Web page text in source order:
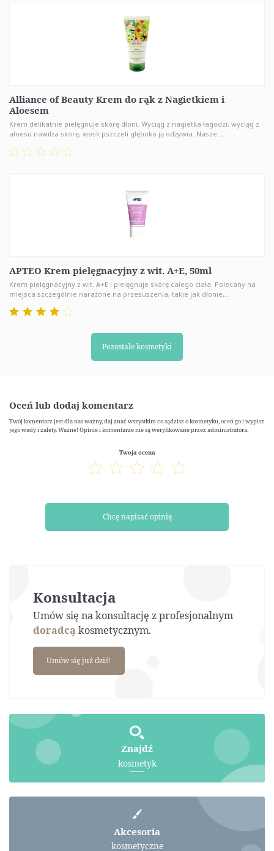
Alliance of Beauty Krem do rąk z Nagietkiem i
Aloesem
Krem delikatnie pielęgnuje skórę dłoni. Wyciąg z nagietka łagodzi, wyciąg z
aloesu nawilża skórę, wosk pszczeli głęboko ją odżywia. Nasze ...
APTEO Krem pielęgnacyjny z wit. A+E, 50ml
Krem pielęgnacyjny z wit. A+E i pielęgnuje skórę całego ciała. Polecany na
miejsca szczególnie narażone na przesuszenia, takie jak dłonie,...
Pozostałe kosmetyki
Oceń lub dodaj komentarz
Twój komentarz jest dla nas ważny, daj znać wszystkim co sądzisz o kosmetyku, oceń go i wypisz
jego wady i zalety. Ważne! Opinie i komentarze nie są weryfikowane przez administratora.
Twoja ocena
Chcę napisać opinię
Konsultacja
Umów się na konsultację z profesjonalnym
doradcąkosmetycznym.
Umów się już dziś!
Znajdź
kosmetyk
Akcesoria
kosmetyczne